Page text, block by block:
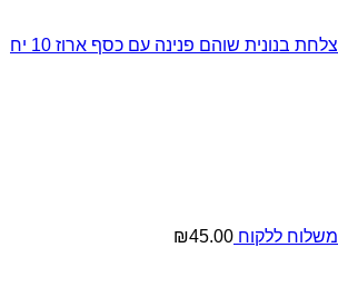
צלחת בנונית שוהם פנינה עם כסף ארוז 10 יח
משלוח ללקוח ₪45.00